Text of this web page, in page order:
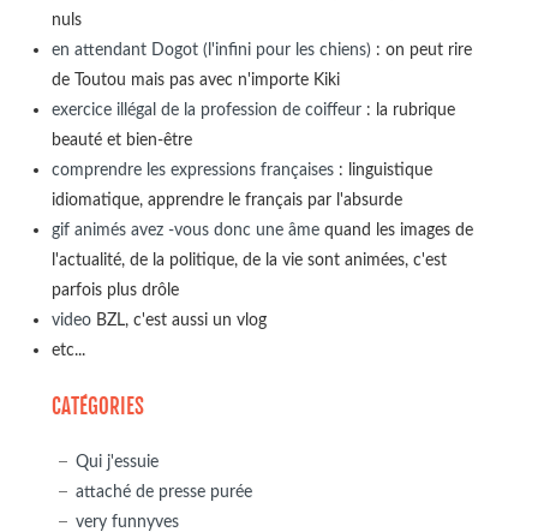
nuls
en attendant Dogot (l'infini pour les chiens): on peut rire
de Toutou mais pas avec n'importe Kiki
exercice illégal de la profession de coiffeur: la rubrique
beauté et bien-être
comprendre les expressions françaises: linguistique
idiomatique, apprendre le français par l'absurde
gif animés avez -vous donc une âmequand les images de
l'actualité, de la politique, de la vie sont animées, c'est
parfois plus drôle
videoBZL, c'est aussi un vlog
etc...
CATÉGORIES
Qui j'essuie
attaché de presse purée
very funnyves